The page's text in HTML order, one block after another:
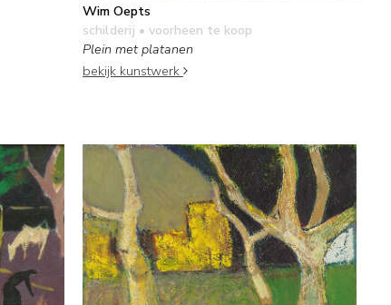
Wim Oepts
schilderij • voorheen te koop
Plein met platanen
bekijk kunstwerk